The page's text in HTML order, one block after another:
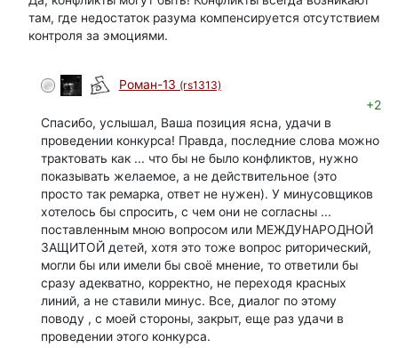
там, где недостаток разума компенсируется отсутствием
контроля за эмоциями.
Роман-13 (rs1313)
+2
Спасибо, услышал, Ваша позиция ясна, удачи в
проведении конкурса! Правда, последние слова можно
трактовать как ... что бы не было конфликтов, нужно
показывать желаемое, а не действительное (это
просто так ремарка, ответ не нужен). У минусовщиков
хотелось бы спросить, с чем они не согласны ...
поставленным мною вопросом или МЕЖДУНАРОДНОЙ
ЗАЩИТОЙ детей, хотя это тоже вопрос риторический,
могли бы или имели бы своё мнение, то ответили бы
сразу адекватно, корректно, не переходя красных
линий, а не ставили минус. Все, диалог по этому
поводу , с моей стороны, закрыт, еще раз удачи в
проведении этого конкурса.